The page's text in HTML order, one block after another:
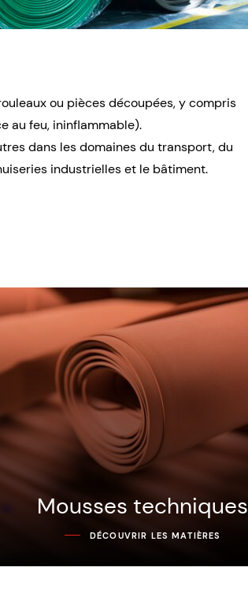
ou pièces découpées, y compris
au feu, ininflammable).
dans les domaines du transport, du
industrielles et le bâtiment.
Mousses techniques
DÉCOUVRIR LES MATIÈRES